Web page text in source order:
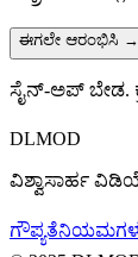
ಈಗಲೇ ಆರಂಭಿಸಿ →
ಸೈನ್-ಅಪ್ ಬೇಡ.
DLMOD
ವಿಶ್ವಾಸಾರ್ಹ
ಗೌಪ್ಯತೆ